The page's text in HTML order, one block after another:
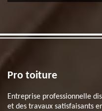
Pro toiture
Entreprise professionnelle
et des travaux satisfaisants